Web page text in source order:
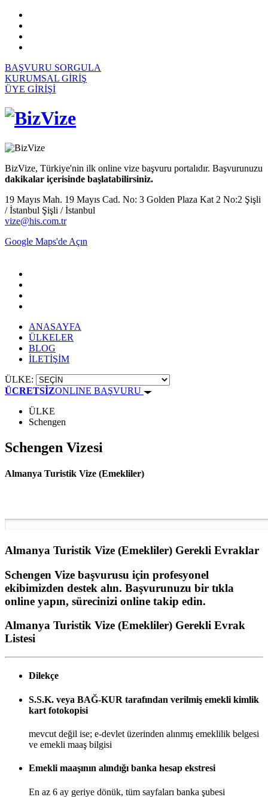
BAŞVURU SORGULA
KURUMSAL GİRİŞ
ÜYE GİRİŞİ
BizVize, Türkiye'nin ilk online vize başvuru portalıdır. Başvurunuzu
dakikalar içerisinde başlatabilirsiniz.
19 Mayıs Mah. 19 Mayıs Cad. No: 3 Golden Plaza Kat 2 No:2 Şişli
/ İstanbul Şişli / İstanbul
vize@his.com.tr
Google Maps'de Açın
ANASAYFA
ÜLKELER
BLOG
İLETİŞİM
ÜLKE:
ÜCRETSİZONLINE BAŞVURU
ÜLKE
Schengen
Schengen Vizesi
Almanya Turistik Vize (Emekliler)
Almanya Turistik Vize (Emekliler) Gerekli Evraklar
Schengen Vize başvurusu için profesyonel
ekibimizden destek alın. Başvurunuzu bir tıkla
online yapın, sürecinizi online takip edin.
Almanya Turistik Vize (Emekliler) Gerekli Evrak
Listesi
Dilekçe
S.S.K. veya BAĞ-KUR tarafından verilmiş emekli kimlik
kart fotokopisi
mevcut değil ise; e-devlet üzerinden alınmış emeklilik belgesi
ve emekli maaş bilgisi
Emekli maaşının alındığı banka hesap ekstresi
En az 6 ay geriye dönük, tüm sayfaları banka şubesi